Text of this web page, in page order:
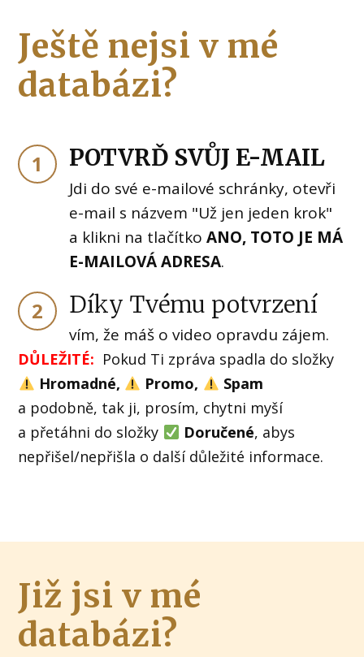
Ještě nejsi v mé
databázi?
1 POTVRĎ SVŮJ E-MAIL
Jdi do své e-mailové schránky, otevři
e-mail s názvem "Už jen jeden krok"
a klikni na tlačítkoANO, TOTO JE MÁ
E-MAILOVÁ ADRESA.
2 Díky Tvému potvrzení
vím, že máš o video opravdu zájem.
DŮLEŽITÉ: Pokud Ti zpráva spadla do složky
Hromadné,
Promo,
Spam
a podobně, tak ji, prosím, chytni myší
a přetáhni do složky
Doručené, abys
nepřišel/nepřišla o další důležité informace.
Již jsi v mé
databázi?